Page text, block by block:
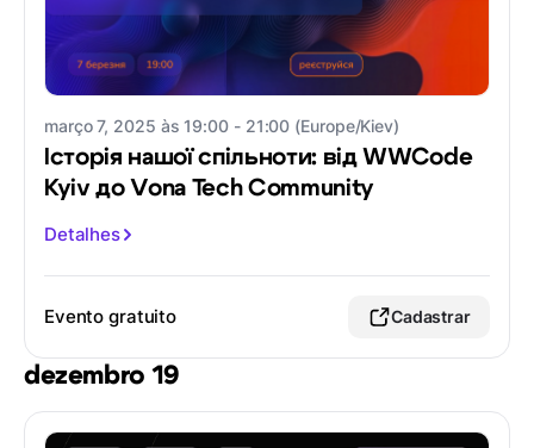
março 7, 2025 às 19:00 - 21:00 (Europe/Kiev)
Історія нашої спільноти: від WWCode
Kyiv до Vona Tech Community
Detalhes
Evento gratuito Cadastrar
dezembro 19